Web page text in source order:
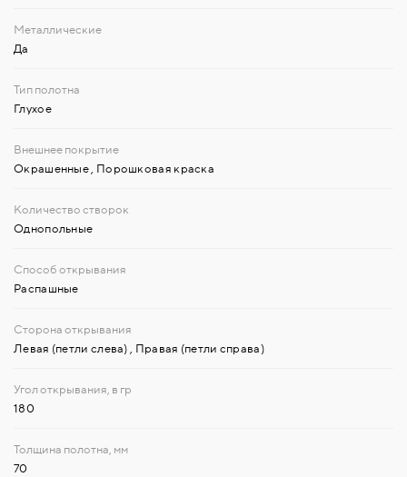
Да
Глухое
Окрашенные Порошковая краска
Однопольные
Распашные
Левая (петли слева) Правая (петли справа)
180
70